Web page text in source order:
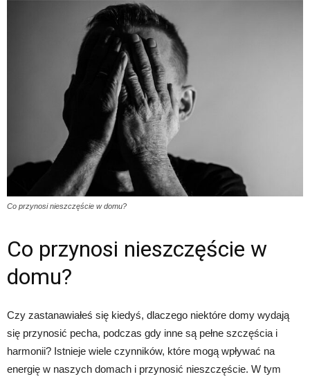
Co przynosi nieszczęście w domu?
Co przynosi nieszczęście w
domu?
Czy zastanawiałeś się kiedyś, dlaczego niektóre domy wydają
się przynosić pecha, podczas gdy inne są pełne szczęścia i
harmonii? Istnieje wiele czynników, które mogą wpływać na
energię w naszych domach i przynosić nieszczęście. W tym